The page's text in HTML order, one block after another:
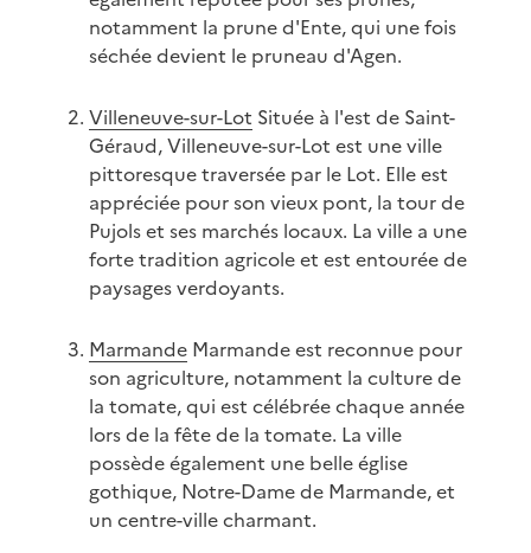
notamment la prune d'Ente, qui une fois
séchée devient le pruneau d'Agen.
Villeneuve-sur-Lot Située à l'est de Saint-
Géraud, Villeneuve-sur-Lot est une ville
pittoresque traversée par le Lot. Elle est
appréciée pour son vieux pont, la tour de
Pujols et ses marchés locaux. La ville a une
forte tradition agricole et est entourée de
paysages verdoyants.
MarmandeMarmande est reconnue pour
son agriculture, notamment la culture de
la tomate, qui est célébrée chaque année
lors de la fête de la tomate. La ville
possède également une belle église
gothique, Notre-Dame de Marmande, et
un centre-ville charmant.